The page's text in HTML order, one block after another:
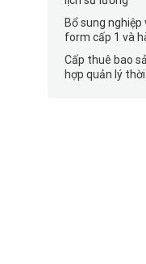
Bổ sung
form cấp 1 và
Cấp thuê bao
hợp quản lý